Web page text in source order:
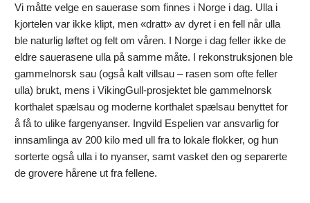
Vi måtte velge en sauerase som finnes i Norge i dag. Ulla i
kjortelen var ikke klipt, men «dratt» av dyret i en fell når ulla
ble naturlig løftet og felt om våren. I Norge i dag feller ikke de
eldre sauerasene ulla på samme måte. I rekonstruksjonen ble
gammelnorsk sau (også kalt villsau – rasen som ofte feller
ulla) brukt, mens i VikingGull-prosjektet ble gammelnorsk
korthalet spælsau og moderne korthalet spælsau benyttet for
å få to ulike fargenyanser. Ingvild Espelien var ansvarlig for
innsamlinga av 200 kilo med ull fra to lokale flokker, og hun
sorterte også ulla i to nyanser, samt vasket den og separerte
de grovere hårene ut fra fellene.